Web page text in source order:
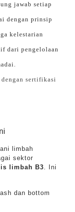
jawab setiap
dengan prinsip
kelestarian
dari pengelolaan
sertifikasi
limbah
sektor
limbah B3. Ini
dan bottom